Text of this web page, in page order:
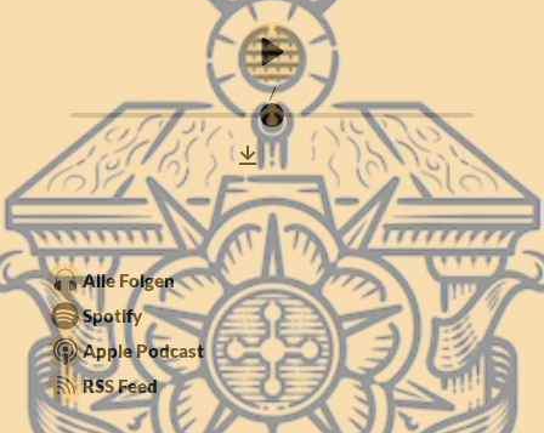
/
Alle Folgen
Spotify
Apple Podcast
RSS Feed